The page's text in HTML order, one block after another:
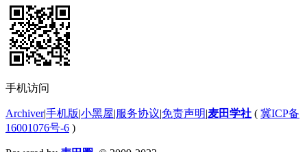
手机访问
Archiver|手机版|小黑屋|服务协议|免责声明|麦田学社 ( 冀ICP备
16001076号-6 )